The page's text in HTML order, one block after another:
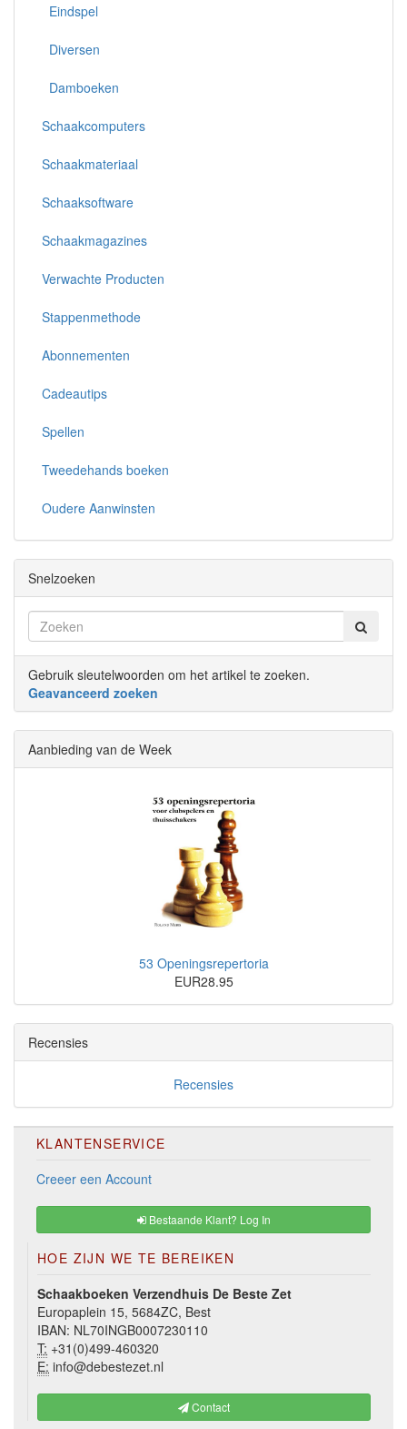
Eindspel
Diversen
Damboeken
Schaakcomputers
Schaakmateriaal
Schaaksoftware
Schaakmagazines
Verwachte Producten
Stappenmethode
Abonnementen
Cadeautips
Spellen
Tweedehands boeken
Oudere Aanwinsten
Snelzoeken
Gebruik sleutelwoorden om het artikel te zoeken.
Geavanceerd zoeken
Aanbieding van de Week
53 Openingsrepertoria
EUR28.95
Recensies
Recensies
KLANTENSERVICE
Creeer een Account
Bestaande Klant? Log In
HOE ZIJN WE TE BEREIKEN
Schaakboeken Verzendhuis De Beste Zet
Europaplein 15, 5684ZC, Best
IBAN: NL70INGB0007230110
T: +31(0)499-460320
E: info@debestezet.nl
Contact